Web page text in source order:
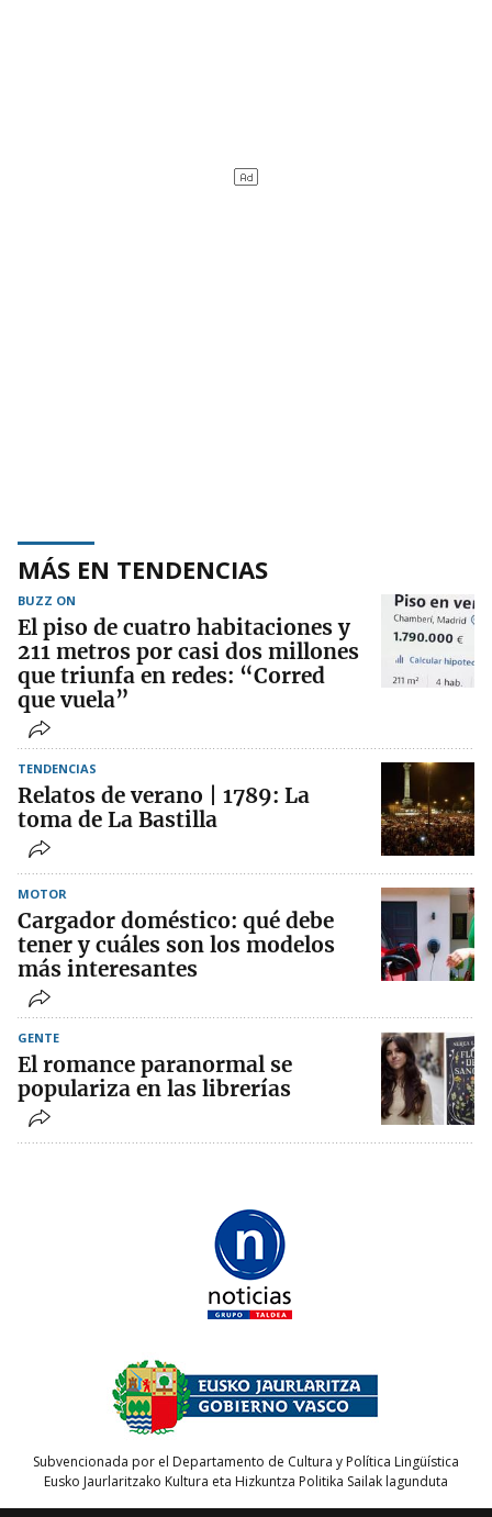
MÁS EN TENDENCIAS
BUZZ ON
El piso de cuatro habitaciones y
211 metros por casi dos millones
que triunfa en redes: “Corred
que vuela”
TENDENCIAS
Relatos de verano | 1789: La
toma de La Bastilla
MOTOR
Cargador doméstico: qué debe
tener y cuáles son los modelos
más interesantes
GENTE
El romance paranormal se
populariza en las librerías
Subvencionada por el Departamento de Cultura y Política Lingüística
Eusko Jaurlaritzako Kultura eta Hizkuntza Politika Sailak lagunduta